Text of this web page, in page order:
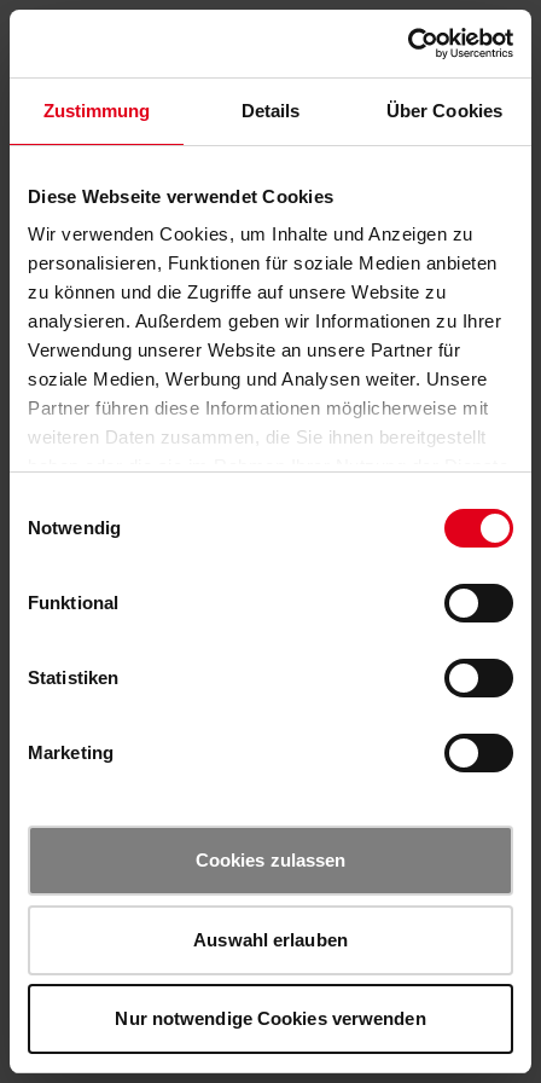
Zustimmung Details Über Cookies
Diese Webseite verwendet Cookies
Wir verwenden Cookies, um Inhalte und Anzeigen zu
personalisieren, Funktionen für soziale Medien anbieten
zu können und die Zugriffe auf unsere Website zu
analysieren. Außerdem geben wir Informationen zu Ihrer
Verwendung unserer Website an unsere Partner für
soziale Medien, Werbung und Analysen weiter. Unsere
Partner führen diese Informationen möglicherweise mit
weiteren Daten zusammen, die Sie ihnen bereitgestellt
Notwendig
Funktional
Statistiken
Marketing
Cookies zulassen
Auswahl erlauben
Nur notwendige Cookies verwenden